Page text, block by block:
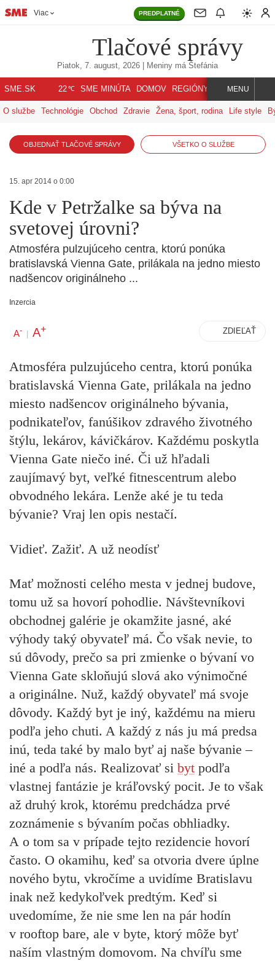
Viac PREDPLATNÉ
Tlačové správy
Piatok, 7. august, 2026 | Meniny má Štefánia
SME.SK 22℃ SME MINÚTA DOMOV REGIÓNY INDEX SVET
MENU
O službe Technológie Obchod Zdravie Žena, šport, rodina Life style
OBJEDNAŤ TLAČOVÉ SPRÁVY VŠETKO O SLUŽBE
15. apr 2014 o 0:00
Kde v Petržalke sa býva na
svetovej úrovni?
Atmosféra pulzujúceho centra, ktorú ponúka
bratislavská Vienna Gate, prilákala na jedno miesto
nadšencov originálneho ...
Inzercia
A- | A+ ZDIEĽAŤ
Atmosféra pulzujúceho centra, ktorú ponúka
bratislavská Vienna Gate, prilákala na jedno
miesto nadšencov originálneho bývania,
podnikateľov, fanúšikov zdravého životného
štýlu, lekárov, kávičkárov. Každému poskytla
Vienna Gate niečo iné. Či už hľadali
zaujímavý byt, veľké fitnescentrum alebo
obvodného lekára. Lenže aké je tu teda
bývanie? Vraj len opis nestačí.
Vidieť. Zažiť. A už neodísť
Mať možnosti celého mesta v jednej budove,
tomu už sa hovorí pohodlie. Návštevníkovi
obchodnej galérie je okamžite jasné, aké
výhody taký obyvateľ má. Čo však nevie, to
sú dôvody, prečo sa pri zmienke o bývaní vo
Vienna Gate skloňujú slová ako výnimočné
a originálne. Nuž, každý obyvateľ má svoje
dôvody. Každý byt je iný, každému na mieru
podľa jeho chuti. A každý z nás ju má predsa
inú, teda také by malo byť aj naše bývanie –
iné a podľa nás. Realizovať si byt podľa
vlastnej fantázie je kráľovský pocit. Je to však
až druhý krok, ktorému predchádza prvé
zoznámenie s bývaním počas obhliadky.
A o tom sa v prípade tejto rezidencie hovorí
často. O okamihu, keď sa otvoria dvere úplne
nového bytu, vkročíme a uvidíme Bratislavu
inak než kedykoľvek predtým. Keď si
uvedomíme, že nie sme len na pár hodín
v rooftop bare, ale v byte, ktorý môže byť
naším vlastným domovom. Na chvíľu sme